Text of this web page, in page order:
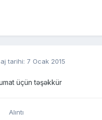
tarihi: 7 Ocak 2015
üçün təşəkkür
Alıntı